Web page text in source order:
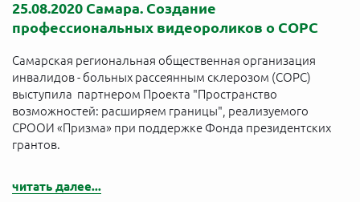
25.08.2020 Самара. Создание
профессиональных видеороликов о СОРС
Самарская региональная общественная организация
инвалидов - больных рассеянным склерозом (СОРС)
выступила партнером Проекта "Пространство
возможностей: расширяем границы", реализуемого
СРООИ «Призма» при поддержке Фонда президентских
грантов.
читать далее...